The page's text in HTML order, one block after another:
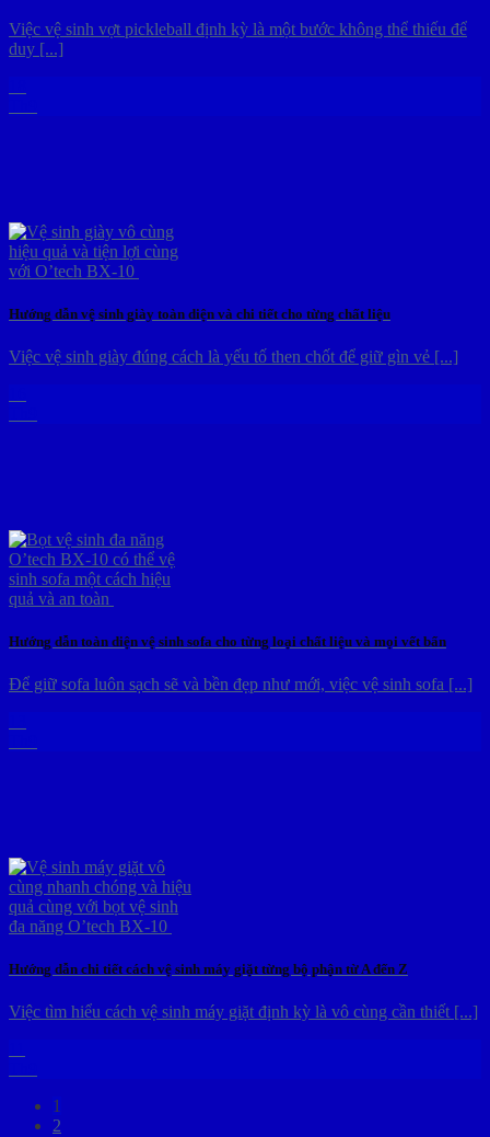
Việc vệ sinh vợt pickleball định kỳ là một bước không thể thiếu để
duy [...]
Hướng dẫn vệ sinh giày toàn diện và chi tiết cho từng chất liệu
Việc vệ sinh giày đúng cách là yếu tố then chốt để giữ gìn vẻ [...]
Hướng dẫn toàn diện vệ sinh sofa cho từng loại chất liệu và mọi vết bẩn
Để giữ sofa luôn sạch sẽ và bền đẹp như mới, việc vệ sinh sofa [...]
Hướng dẫn chi tiết cách vệ sinh máy giặt từng bộ phận từ A đến Z
Việc tìm hiểu cách vệ sinh máy giặt định kỳ là vô cùng cần thiết [...]
1
2